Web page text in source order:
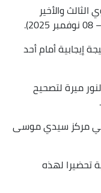
والأخير
أمام أحد
ميرة لتصحيح
في مركز سيدي موسى
لهذه